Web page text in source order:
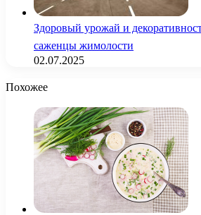
Здоровый урожай и
саженцы жимолости
02.07.2025
Похожее